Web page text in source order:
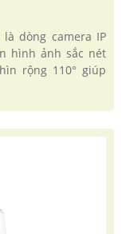
là dòng camera IP
hình ảnh sắc nét
rộng 110° giúp